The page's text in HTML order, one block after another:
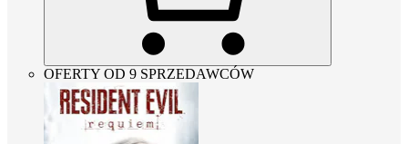
OFERTY OD 9 SPRZEDAWCÓW